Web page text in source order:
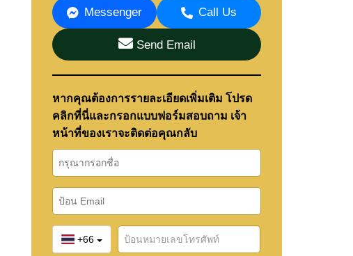
Messenger Call Us
Send Email
หากคุณต้องการรายละเอียดเพิ่มเติม โปรด
คลิกที่นี่และกรอกแบบฟอร์มสอบถาม เจ้า
หน้าที่ของเราจะติดต่อคุณกลับ
+66